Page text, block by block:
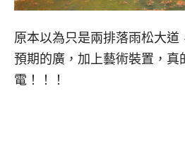
原本以為只是兩排落雨松大道
預期的廣，加上藝術裝置，真
電！！！